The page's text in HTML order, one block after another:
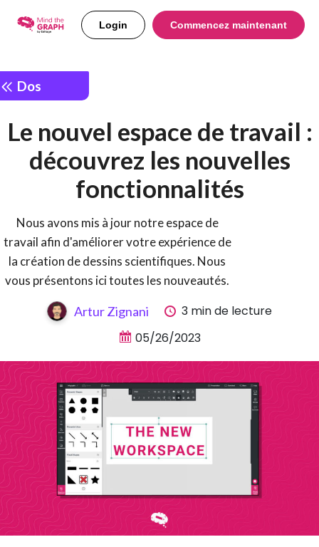
Login Commencez maintenant
Dos
Le nouvel espace de travail :
découvrez les nouvelles
fonctionnalités
Nous avons mis à jour notre espace de
travail afin d'améliorer votre expérience de
la création de dessins scientifiques. Nous
vous présentons ici toutes les nouveautés.
Artur Zignani
3 min de lecture
05/26/2023